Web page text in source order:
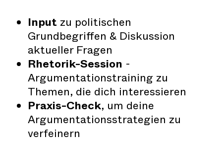
Input zu politischen
Grundbegriffen & Diskussion
aktueller Fragen
Rhetorik-Session -
Argumentationstraining zu
Themen, die dich interessieren
Praxis-Check, um deine
Argumentationsstrategien zu
verfeinern